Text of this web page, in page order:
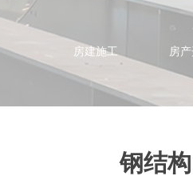
房建施工 房
钢结构